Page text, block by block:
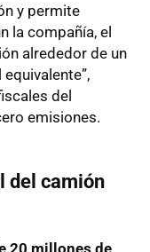
y permite
la compañía, el
alrededor de un
del
emisiones.
del camión
20 millones de